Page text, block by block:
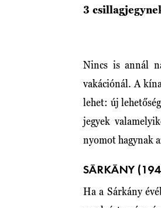
3
Nincs is annál
vakációnál. A
lehet: új
jegyek
nyomot hagynak
SÁRKÁNY
Ha a Sárkány